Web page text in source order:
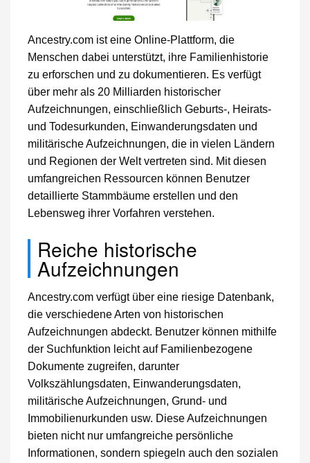
Ancestry.com ist eine Online-Plattform, die
Menschen dabei unterstützt, ihre Familienhistorie
zu erforschen und zu dokumentieren. Es verfügt
über mehr als 20 Milliarden historischer
Aufzeichnungen, einschließlich Geburts-, Heirats-
und Todesurkunden, Einwanderungsdaten und
militärische Aufzeichnungen, die in vielen Ländern
und Regionen der Welt vertreten sind. Mit diesen
umfangreichen Ressourcen können Benutzer
detaillierte Stammbäume erstellen und den
Lebensweg ihrer Vorfahren verstehen.
Reiche historische
Aufzeichnungen
Ancestry.com verfügt über eine riesige Datenbank,
die verschiedene Arten von historischen
Aufzeichnungen abdeckt. Benutzer können mithilfe
der Suchfunktion leicht auf Familienbezogene
Dokumente zugreifen, darunter
Volkszählungsdaten, Einwanderungsdaten,
militärische Aufzeichnungen, Grund- und
Immobilienurkunden usw. Diese Aufzeichnungen
bieten nicht nur umfangreiche persönliche
Informationen, sondern spiegeln auch den sozialen